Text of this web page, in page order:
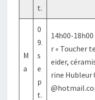
t.
M
a
0
9.
s
e
p
t.
14h00-
r « Toucher
eider,
rine Hubleur